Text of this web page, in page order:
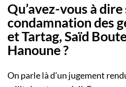
Qu’avez-vous à dire
condamnation des
et Tartag, Saïd
Hanoune ?
On parle là d’un jugement